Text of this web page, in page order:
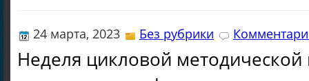
24 марта, 2023 Без рубрики
Неделя цикловой